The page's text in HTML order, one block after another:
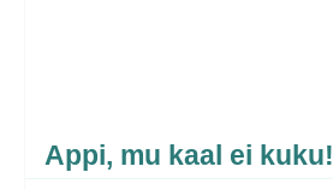
Appi, mu kaal ei kuku!